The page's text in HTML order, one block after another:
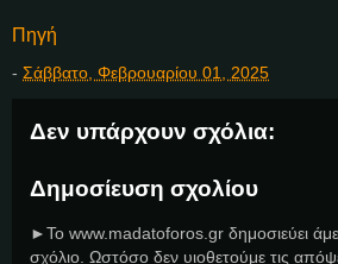
Πηγή
- Σάββατο, Φεβρουαρίου 01, 2025
Δεν υπάρχουν σχόλια:
Δημοσίευση σχολίου
►Το www.madatoforos.gr δημοσιεύει
σχόλιο. Ωστόσο δεν υιοθετούμε τις